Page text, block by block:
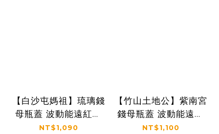
【白沙屯媽祖】琉璃錢
母瓶蓋 波動能遠紅外
線保溫瓶520ml (白/
NT$1,090
【竹山土地公】紫南宮
錢母瓶蓋 波動能遠紅
外線保溫瓶520ml (附
NT$1,100